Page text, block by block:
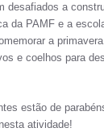
desafiados a
da PAMF e a
a
e coelhos para
estão de
atividade!